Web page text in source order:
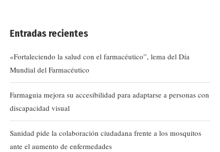
Entradas recientes
«Fortaleciendo la salud con el farmacéutico”, lema del Día
Mundial del Farmacéutico
Farmaguia mejora su accesibilidad para adaptarse a personas con
discapacidad visual
Sanidad pide la colaboración ciudadana frente a los mosquitos
ante el aumento de enfermedades